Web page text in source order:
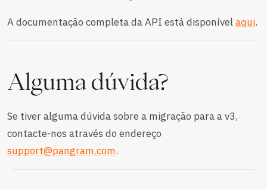
A documentação completa da API está disponívelaqui.
Alguma dúvida?
Se tiver alguma dúvida sobre a migração para a v3,
contacte-nos através do endereço
support@pangram.com.